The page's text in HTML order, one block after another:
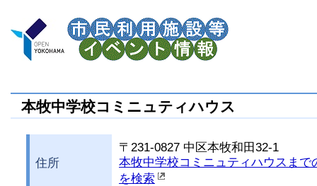
本牧中学校コミニュティハウス
住所
〒231-0827 中区本牧和田32-1
本牧中学校コミニュティハウスまで
を検索